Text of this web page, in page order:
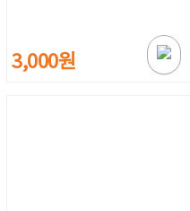
3,000원